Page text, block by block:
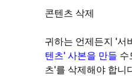
콘텐츠 삭제
귀하는 언제든지 '서
텐츠' 사본을 만들 수
츠'를 삭제해야 합니